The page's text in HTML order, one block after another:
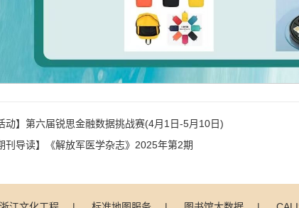
动】第六届锐思金融数据挑战赛(4月1日-5月10日)
刊导读】《解放军医学杂志》2025年第2期